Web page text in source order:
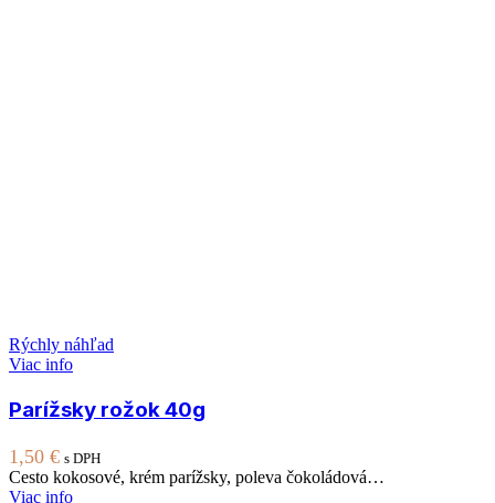
Rýchly náhľad
Viac info
Parížsky rožok 40g
1,50 € s DPH
Cesto kokosové, krém parížsky, poleva čokoládová…
Viac info